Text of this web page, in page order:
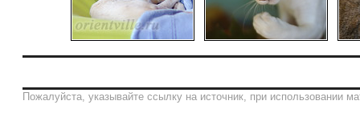
Пожалуйста, указывайте ссылку на источник, при использовании